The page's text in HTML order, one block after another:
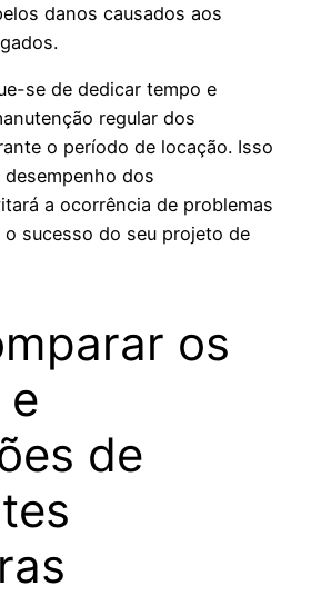
danos causados aos
se de dedicar tempo e
regular dos
o período de locação. Isso
dos
a ocorrência de problemas
sucesso do seu projeto de
os
de